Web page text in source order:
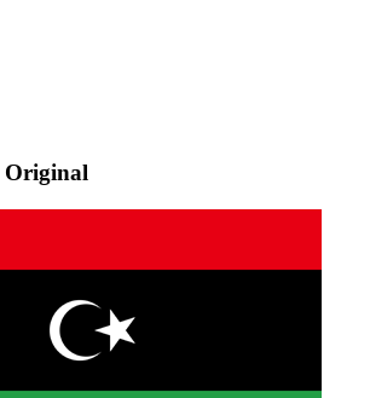
Original